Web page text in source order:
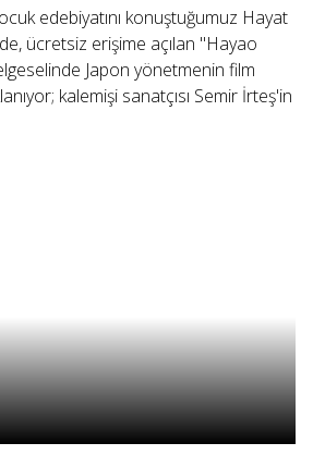
edebiyatını konuştuğumuz Hayat
ücretsiz erişime açılan "Hayao
Japon yönetmenin film
kalemişi sanatçısı Semir İrteş'in